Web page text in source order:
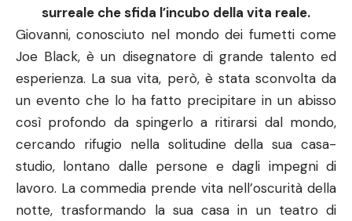
surreale che sfida l’incubo della vita reale.
Giovanni, conosciuto nel mondo dei fumetti come
Joe Black, è un disegnatore di grande talento ed
esperienza. La sua vita, però, è stata sconvolta da
un evento che lo ha fatto precipitare in un abisso
così profondo da spingerlo a ritirarsi dal mondo,
cercando rifugio nella solitudine della sua casa-
studio, lontano dalle persone e dagli impegni di
lavoro. La commedia prende vita nell’oscurità della
notte, trasformando la sua casa in un teatro di